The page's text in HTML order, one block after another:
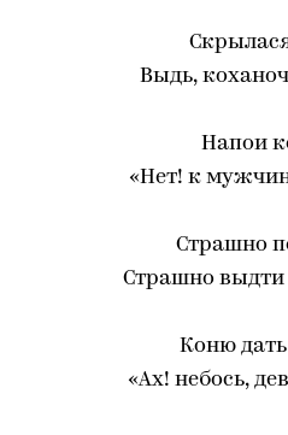
Выдь,
Напои
«Нет! к
Страшно
Страшно выдти
Коню
«Ax! небось,